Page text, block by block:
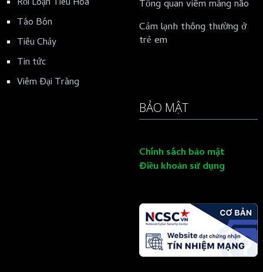
Táo Bón
Tiêu Chảy
Tin tức
Viêm Đại Tràng
Tổng quan viêm màng não
Cảm lạnh thông thường ở
trẻ em
BẢO MẬT
Chính sách bảo mật
Điều khoản sử dụng